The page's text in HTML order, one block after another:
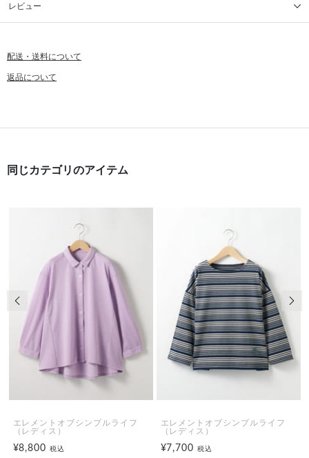
レビュー
配送・送料について
返品について
同じカテゴリのアイテム
エレメントオブシンプルライフ
（レディス）
¥8,800税込
エレメントオブシンプルライフ
（レディス）
¥7,700税込
前の画像